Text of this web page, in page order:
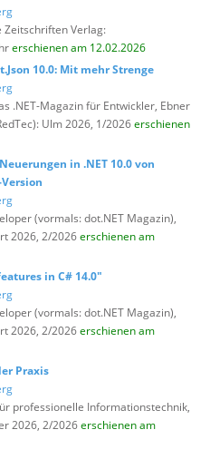
Zeitschriften Verlag:
erschienen am 12.02.2026
10.0: Mit mehr Strenge
.NET-Magazin für Entwickler, Ebner
Ulm 2026, 1/2026erschienen
in .NET 10.0 von
(vormals: dot.NET Magazin),
2026, 2/2026erschienen am
in C# 14.0"
(vormals: dot.NET Magazin),
2026, 2/2026erschienen am
Praxis
professionelle Informationstechnik,
2026, 2/2026erschienen am